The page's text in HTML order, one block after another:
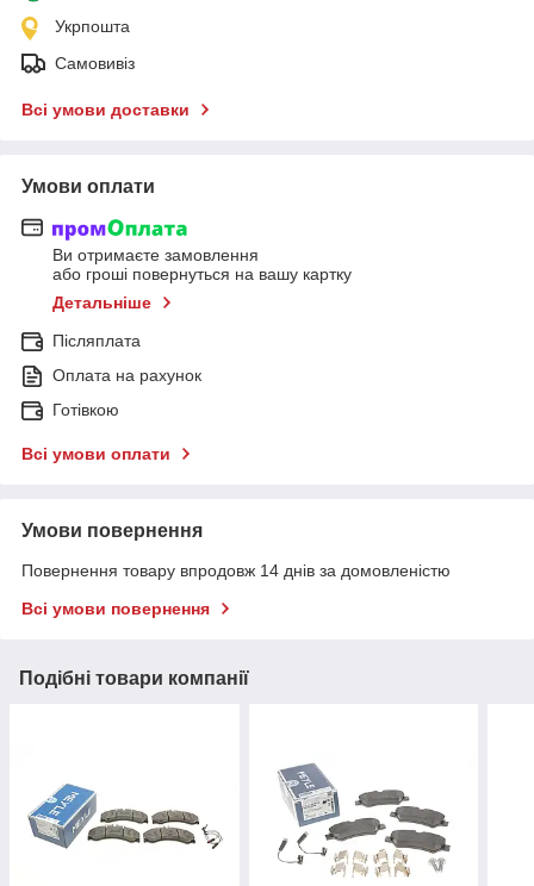
Укрпошта
Самовивіз
Всі умови доставки
Умови оплати
Ви отримаєте замовлення
або гроші повернуться на вашу картку
Детальніше
Післяплата
Оплата на рахунок
Готівкою
Всі умови оплати
Умови повернення
Повернення товару впродовж 14 днів за домовленістю
Всі умови повернення
Подібні товари компанії